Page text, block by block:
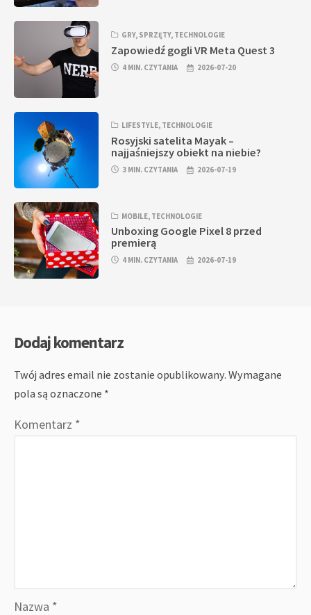
GRY, SPRZĘTY, TECHNOLOGIE
Zapowiedź gogli VR Meta Quest 3
4 MIN. CZYTANIA 2026-07-20
LIFESTYLE, TECHNOLOGIE
Rosyjski satelita Mayak –
najjaśniejszy obiekt na niebie?
3 MIN. CZYTANIA 2026-07-19
MOBILE, TECHNOLOGIE
Unboxing Google Pixel 8 przed
premierą
4 MIN. CZYTANIA 2026-07-19
Dodaj komentarz
Twój adres email nie zostanie opublikowany. Wymagane
pola są oznaczone *
Komentarz *
Nazwa *